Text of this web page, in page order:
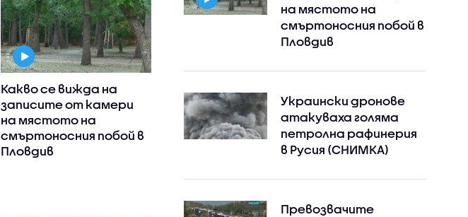
Какво се вижда на
записите от камери
на мястото на
смъртоносния побой в
Пловдив
на мястото на
смъртоносния побой в
Пловдив
Украински дронове
атакуваха голяма
петролна рафинерия
в Русия (СНИМКА)
Превозвачите